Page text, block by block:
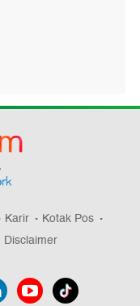
Karir
Kotak Pos
Disclaimer